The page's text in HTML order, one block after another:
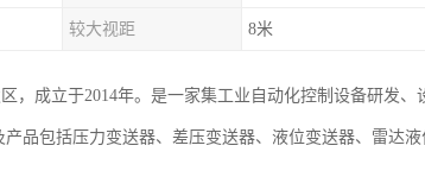
较大视距 8米
，成立于2014年。是一家集工业自动化控制设备研发、
品包括压力变送器、差压变送器、液位变送器、雷达